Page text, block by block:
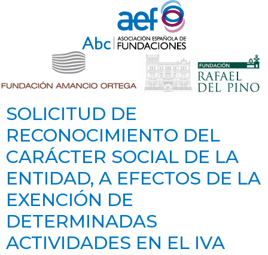
SOLICITUD DE
RECONOCIMIENTO DEL
CARÁCTER SOCIAL DE LA
ENTIDAD, A EFECTOS DE LA
EXENCIÓN DE
DETERMINADAS
ACTIVIDADES EN EL IVA